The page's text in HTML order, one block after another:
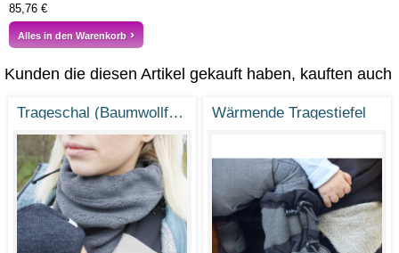
85,76 €
Alles in den Warenkorb
Kunden die diesen Artikel gekauft haben, kauften auch
Trageschal (Baumwollfleece) Wärmende Tragestiefel